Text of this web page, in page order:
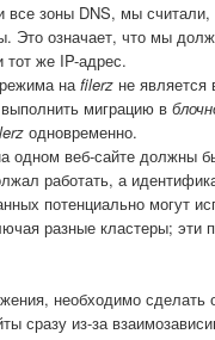
все зоны DNS, мы
Это означает, что мы
же IP-адрес.
наfilerz не
миграцию в
одновременно.
одном веб-сайте должны
работать, а
потенциально могут
разные кластеры; эти
необходимо сделать
сразу из-за